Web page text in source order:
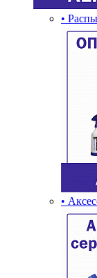
•
•